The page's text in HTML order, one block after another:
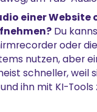
einer Website
Du
oder
nutzen, aber
schneller, weil
ihn mit KI-Tools